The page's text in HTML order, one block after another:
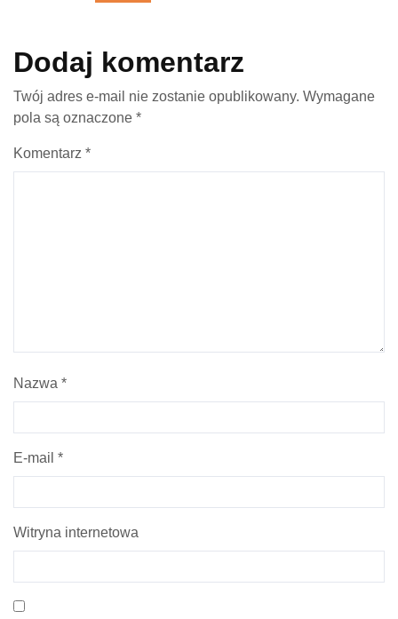
Dodaj komentarz
Twój adres e-mail nie zostanie opublikowany. Wymagane
pola są oznaczone *
Komentarz *
Nazwa *
E-mail *
Witryna internetowa